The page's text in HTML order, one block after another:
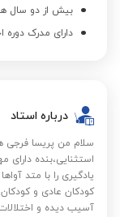
بیش از دو سال
دارای مدرک
درباره استاد
سلام من پریسا فرجی
استثنایی،بنده
یادگیری را با متد
کودکان عادی و
آسیب دیده و